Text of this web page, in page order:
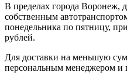
В пределах города Воронеж,
собственным
понедельника по пятницу,
рублей.
Для доставки на меньшую
персональным менеджером и